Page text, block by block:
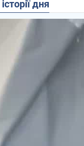
історії дня